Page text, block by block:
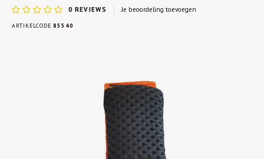
0 REVIEWS Je beoordeling toevoegen
ARTIKELCODE 85540